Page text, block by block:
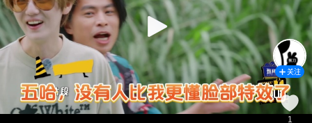
关注
1